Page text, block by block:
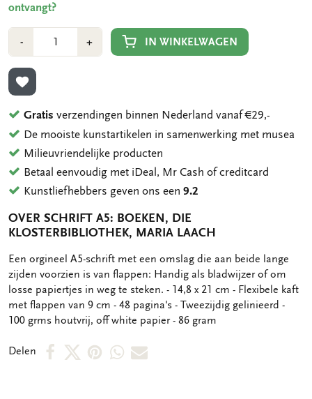
ontvangt?
-Min
1
+Plus
1
IN WINKELWAGEN
TOEVOEGEN AAN VERLANGLIJST
Gratis verzendingen binnen Nederland vanaf €29,-
De mooiste kunstartikelen in samenwerking met musea
Milieuvriendelijke producten
Betaal eenvoudig met iDeal, Mr Cash of creditcard
Kunstliefhebbers geven ons een9.2
OVER SCHRIFT A5: BOEKEN, DIE
KLOSTERBIBLIOTHEK, MARIA LAACH
OMSCHRIJVING
Een orgineel A5-schrift met een omslag die aan beide lange
zijden voorzien is van flappen: Handig als bladwijzer of om
losse papiertjes in weg te steken. - 14,8 x 21 cm - Flexibele kaft
met flappen van 9 cm - 48 pagina's - Tweezijdig gelinieerd -
100 grms houtvrij, off white papier - 86 gram
Delen
DeelDeelDeelDeelDeel